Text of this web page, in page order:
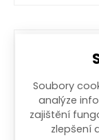
Soubory
analýze
zajištění
zlepšení